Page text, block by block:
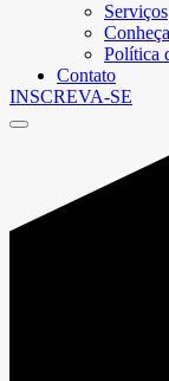
Serviços
Política
Contato
INSCREVA-SE